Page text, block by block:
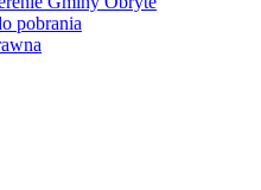
pobrania